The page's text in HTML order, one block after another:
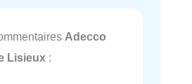
Adecco
Lisieux :